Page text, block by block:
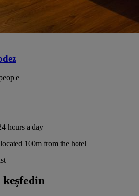
hours a day
100m from the hotel